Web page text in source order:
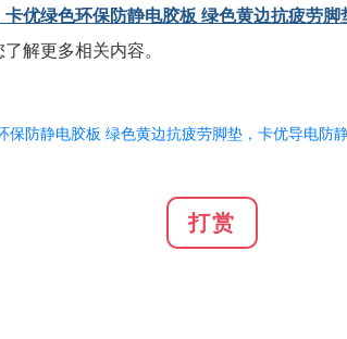
卡优绿色环保防静电胶板 绿色黄边抗疲劳
解更多相关内容。
保防静电胶板 绿色黄边抗疲劳脚垫，卡优导电防
打赏